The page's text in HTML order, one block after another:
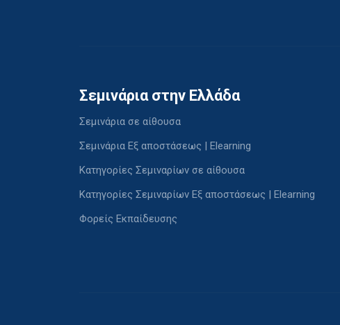
Σεμινάρια στην Ελλάδα
Σεμινάρια σε αίθουσα
Σεμινάρια Εξ αποστάσεως | Elearning
Κατηγορίες Σεμιναρίων σε αίθουσα
Κατηγορίες Σεμιναρίων Εξ αποστάσεως | Elearning
Φορείς Εκπαίδευσης